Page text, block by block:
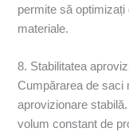
permite să
materiale.
8. Stabilitatea
Cumpărarea de saci
aprovizionare
volum constant de